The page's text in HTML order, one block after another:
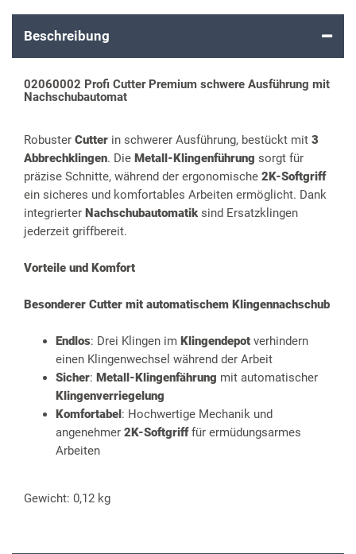
Beschreibung
02060002 Profi Cutter Premium schwere Ausführung mit
Nachschubautomat
Robuster Cutter in schwerer Ausführung, bestückt mit 3
Abbrechklingen. Die Metall-Klingenführung sorgt für
präzise Schnitte, während der ergonomische 2K-Softgriff
ein sicheres und komfortables Arbeiten ermöglicht. Dank
integrierter Nachschubautomatiksind Ersatzklingen
jederzeit griffbereit.
Vorteile und Komfort
Besonderer Cutter mit automatischem Klingennachschub
Endlos: Drei Klingen im Klingendepot verhindern
einen Klingenwechsel während der Arbeit
Sicher: Metall-Klingenfährung mit automatischer
Klingenverriegelung
Komfortabel: Hochwertige Mechanik und
angenehmer 2K-Softgrifffür ermüdungsarmes
Arbeiten
Gewicht: 0,12 kg